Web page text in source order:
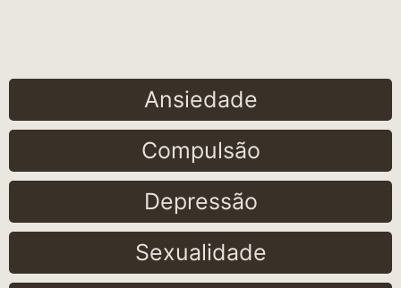
Ansiedade
Compulsão
Depressão
Sexualidade